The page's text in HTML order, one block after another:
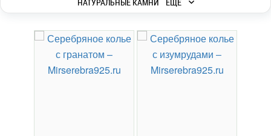
НАТУРАЛЬНЫЕ КАМНИ
ЕЩЁ